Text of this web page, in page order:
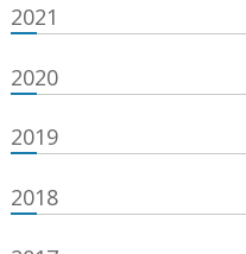
2021
2020
2019
2018